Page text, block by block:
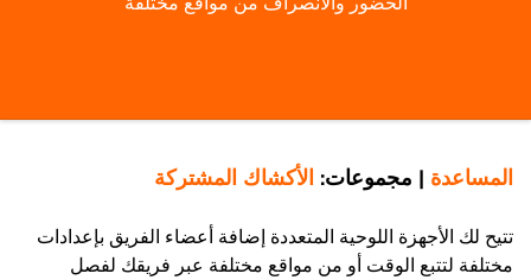
المساعدة | مجموعات: الأكشاك المشتركة
تتيح لك الأجهزة اللوحية المتعددة إضافة أعضاء الفريق بإعدادات
مختلفة لتتبع الوقت أو من مواقع مختلفة عبر فريقك لفصل